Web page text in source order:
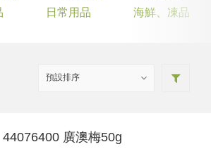
日常用品 海鮮、凍品
44076400 廣澳梅50g